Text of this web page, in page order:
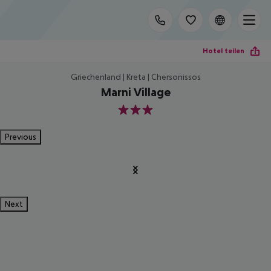
Hotel teilen
Griechenland | Kreta | Chersonissos
Marni Village
3
Previous
Next